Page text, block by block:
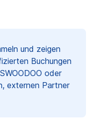
und zeigen
Buchungen
oder
externen Partner